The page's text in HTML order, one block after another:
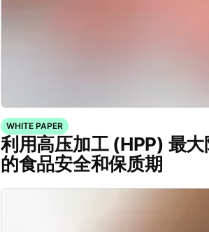
WHITE PAPER
利用高压加工 (HPP) 最
的食品安全和保质期